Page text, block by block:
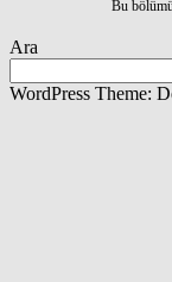
Bu
Ara
WordPress Theme: